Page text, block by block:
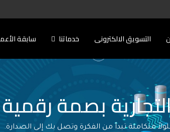
التسويق الالكترونى خدماتنا سابقة
بصمة